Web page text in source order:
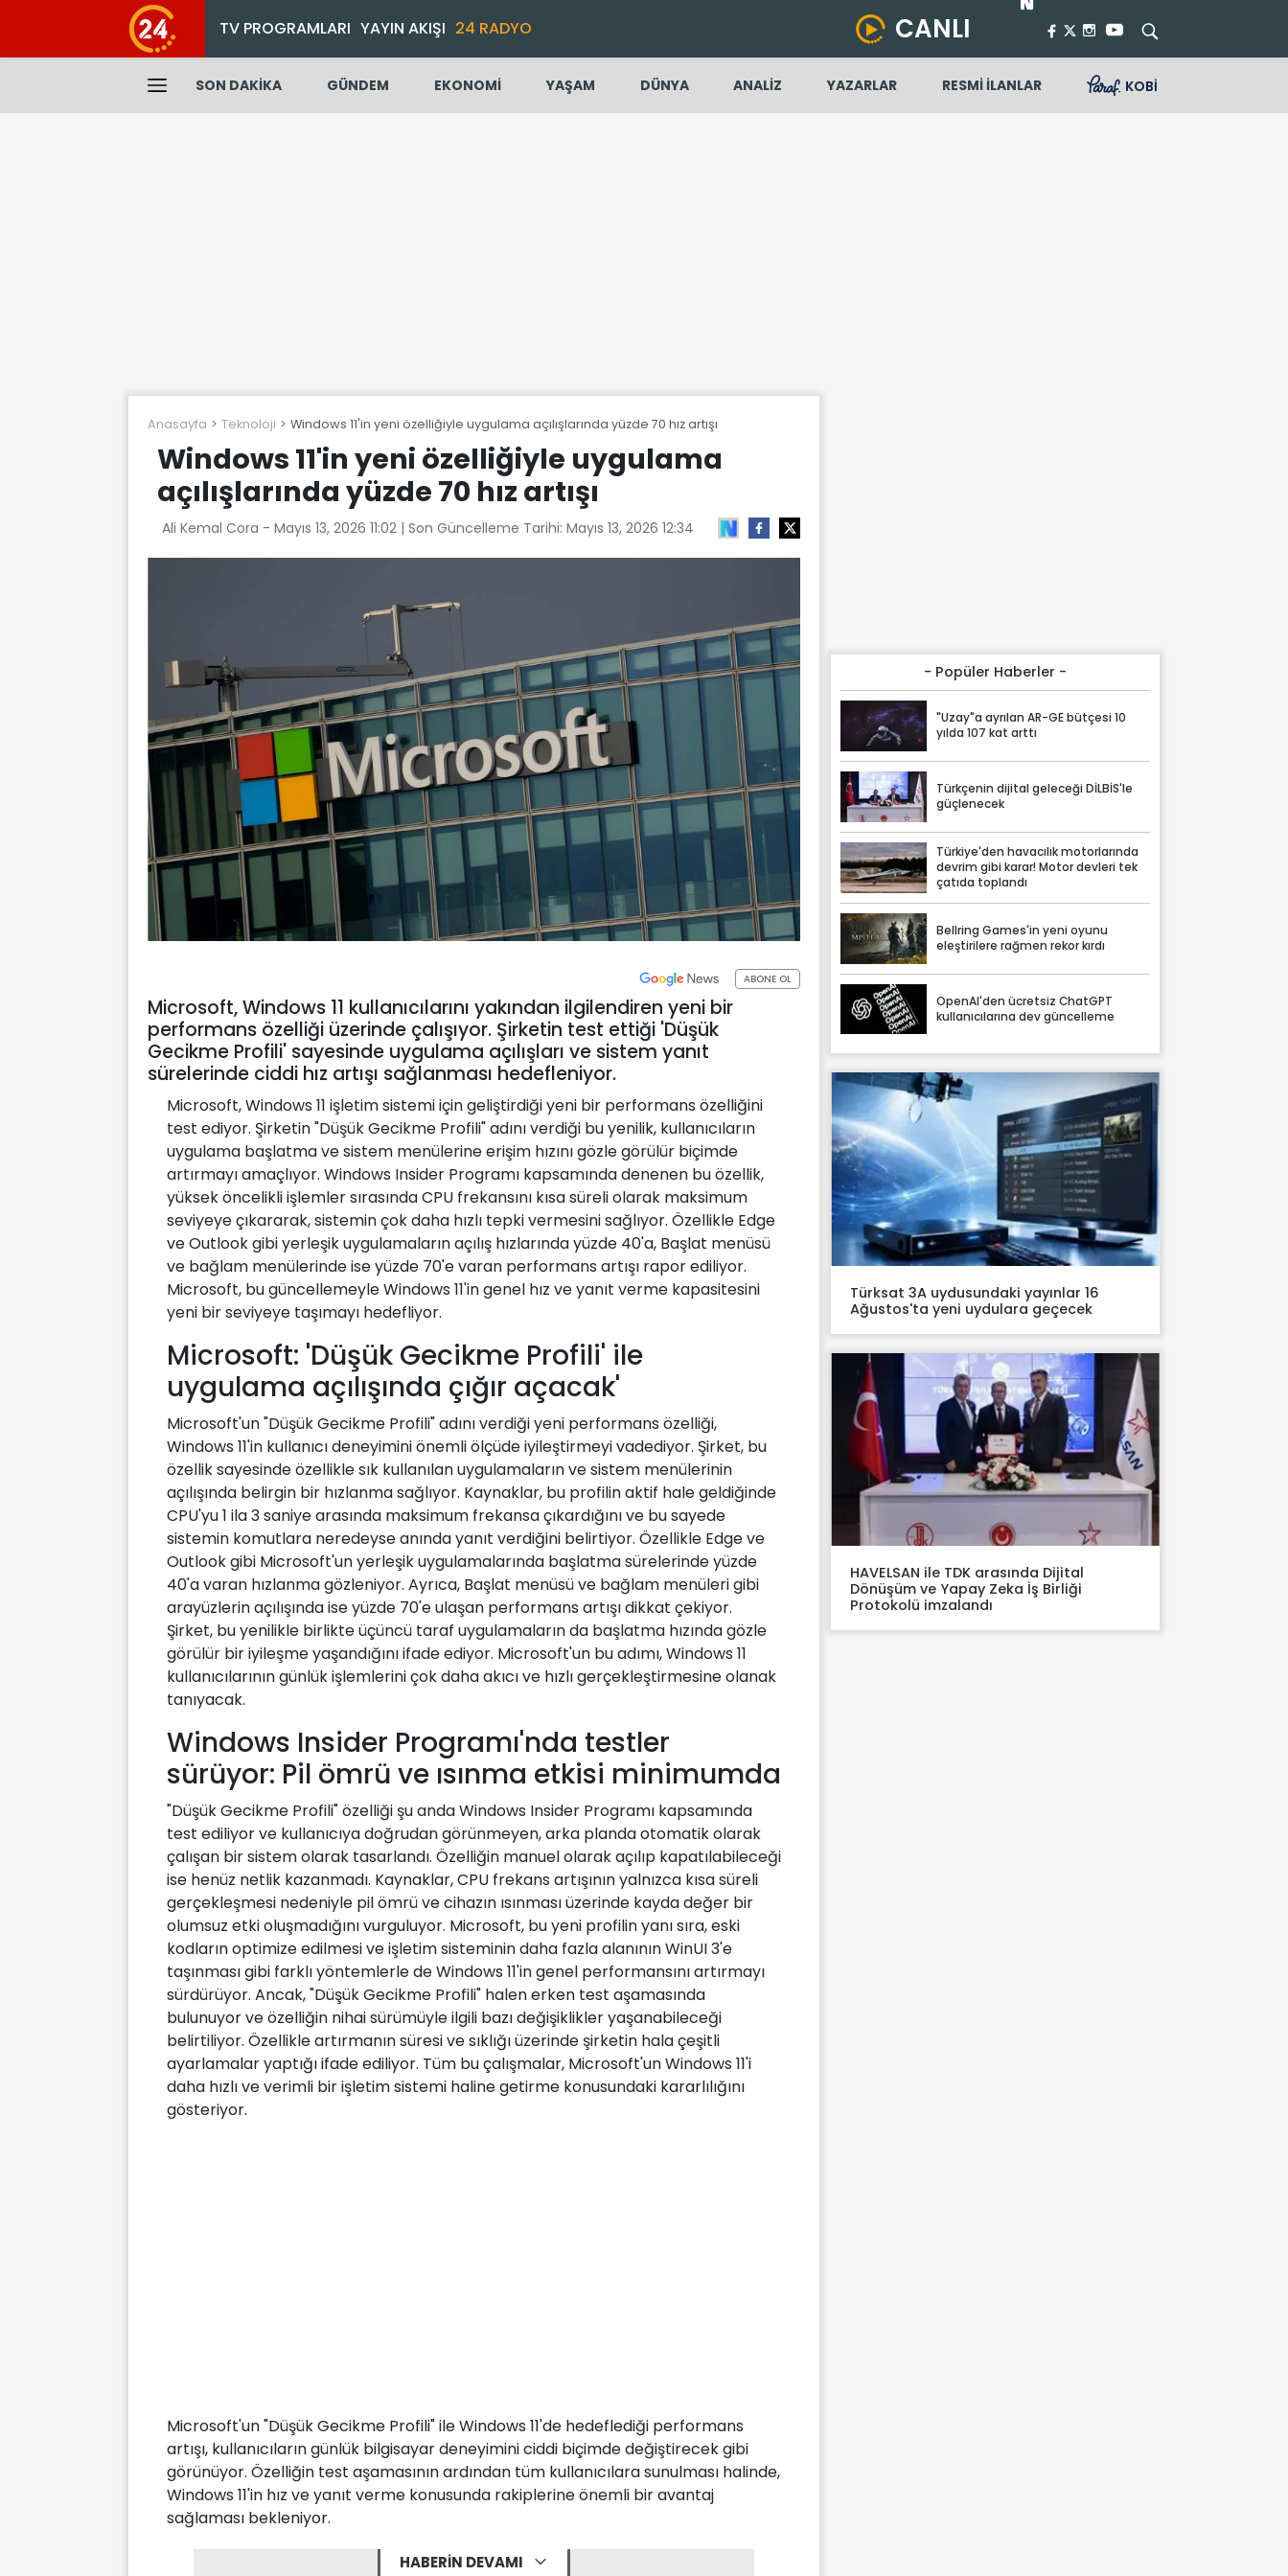
TV PROGRAMLARI YAYIN AKIŞI 24 RADYO CANLI
SON DAKİKA GÜNDEM EKONOMİ YAŞAM DÜNYA ANALİZ YAZARLAR RESMİ İLANLAR KOBİ
Anasayfa Teknoloji Windows 11'in yeni özelliğiyle uygulama açılışlarında yüzde 70 hız artışı
Windows 11'in yeni özelliğiyle uygulama
açılışlarında yüzde 70 hız artışı
Ali Kemal Cora - Mayıs 13, 2026 11:02 | Son Güncelleme Tarihi: Mayıs 13, 2026 12:34
ABONE OL
Microsoft, Windows 11 kullanıcılarını yakından ilgilendiren yeni bir
performans özelliği üzerinde çalışıyor. Şirketin test ettiği 'Düşük
Gecikme Profili' sayesinde uygulama açılışları ve sistem yanıt
sürelerinde ciddi hız artışı sağlanması hedefleniyor.
Microsoft, Windows 11 işletim sistemi için geliştirdiği yeni bir performans özelliğini
test ediyor. Şirketin "Düşük Gecikme Profili" adını verdiği bu yenilik, kullanıcıların
uygulama başlatma ve sistem menülerine erişim hızını gözle görülür biçimde
artırmayı amaçlıyor. Windows Insider Programı kapsamında denenen bu özellik,
yüksek öncelikli işlemler sırasında CPU frekansını kısa süreli olarak maksimum
seviyeye çıkararak, sistemin çok daha hızlı tepki vermesini sağlıyor. Özellikle Edge
ve Outlook gibi yerleşik uygulamaların açılış hızlarında yüzde 40'a, Başlat menüsü
ve bağlam menülerinde ise yüzde 70'e varan performans artışı rapor ediliyor.
Microsoft, bu güncellemeyle Windows 11'in genel hız ve yanıt verme kapasitesini
yeni bir seviyeye taşımayı hedefliyor.
Microsoft: 'Düşük Gecikme Profili' ile
uygulama açılışında çığır açacak'
Microsoft'un "Düşük Gecikme Profili" adını verdiği yeni performans özelliği,
Windows 11'in kullanıcı deneyimini önemli ölçüde iyileştirmeyi vadediyor. Şirket, bu
özellik sayesinde özellikle sık kullanılan uygulamaların ve sistem menülerinin
açılışında belirgin bir hızlanma sağlıyor. Kaynaklar, bu profilin aktif hale geldiğinde
CPU'yu 1 ila 3 saniye arasında maksimum frekansa çıkardığını ve bu sayede
sistemin komutlara neredeyse anında yanıt verdiğini belirtiyor. Özellikle Edge ve
Outlook gibi Microsoft'un yerleşik uygulamalarında başlatma sürelerinde yüzde
40'a varan hızlanma gözleniyor. Ayrıca, Başlat menüsü ve bağlam menüleri gibi
arayüzlerin açılışında ise yüzde 70'e ulaşan performans artışı dikkat çekiyor.
Şirket, bu yenilikle birlikte üçüncü taraf uygulamaların da başlatma hızında gözle
görülür bir iyileşme yaşandığını ifade ediyor. Microsoft'un bu adımı, Windows 11
kullanıcılarının günlük işlemlerini çok daha akıcı ve hızlı gerçekleştirmesine olanak
tanıyacak.
Windows Insider Programı'nda testler
sürüyor: Pil ömrü ve ısınma etkisi minimumda
"Düşük Gecikme Profili" özelliği şu anda Windows Insider Programı kapsamında
test ediliyor ve kullanıcıya doğrudan görünmeyen, arka planda otomatik olarak
çalışan bir sistem olarak tasarlandı. Özelliğin manuel olarak açılıp kapatılabileceği
ise henüz netlik kazanmadı. Kaynaklar, CPU frekans artışının yalnızca kısa süreli
gerçekleşmesi nedeniyle pil ömrü ve cihazın ısınması üzerinde kayda değer bir
olumsuz etki oluşmadığını vurguluyor. Microsoft, bu yeni profilin yanı sıra, eski
kodların optimize edilmesi ve işletim sisteminin daha fazla alanının WinUI 3'e
taşınması gibi farklı yöntemlerle de Windows 11'in genel performansını artırmayı
sürdürüyor. Ancak, "Düşük Gecikme Profili" halen erken test aşamasında
bulunuyor ve özelliğin nihai sürümüyle ilgili bazı değişiklikler yaşanabileceği
belirtiliyor. Özellikle artırmanın süresi ve sıklığı üzerinde şirketin hala çeşitli
ayarlamalar yaptığı ifade ediliyor. Tüm bu çalışmalar, Microsoft'un Windows 11'i
daha hızlı ve verimli bir işletim sistemi haline getirme konusundaki kararlılığını
gösteriyor.
Microsoft'un "Düşük Gecikme Profili" ile Windows 11'de hedeflediği performans
artışı, kullanıcıların günlük bilgisayar deneyimini ciddi biçimde değiştirecek gibi
görünüyor. Özelliğin test aşamasının ardından tüm kullanıcılara sunulması halinde,
Windows 11'in hız ve yanıt verme konusunda rakiplerine önemli bir avantaj
sağlaması bekleniyor.
HABERİN DEVAMI
- Popüler Haberler -
"Uzay"a ayrılan AR-GE bütçesi 10
yılda 107 kat arttı
Türkçenin dijital geleceği DİLBİS'le
güçlenecek
Türkiye'den havacılık motorlarında
devrim gibi karar! Motor devleri tek
çatıda toplandı
Bellring Games'in yeni oyunu
eleştirilere rağmen rekor kırdı
OpenAI'den ücretsiz ChatGPT
kullanıcılarına dev güncelleme
Türksat 3A uydusundaki yayınlar 16
Ağustos'ta yeni uydulara geçecek
HAVELSAN ile TDK arasında Dijital
Dönüşüm ve Yapay Zeka İş Birliği
Protokolü imzalandı